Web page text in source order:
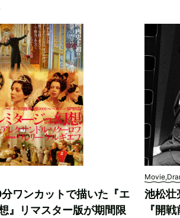
ワンカットで描いた『エ
』リマスター版が期間限
池松壮
『開